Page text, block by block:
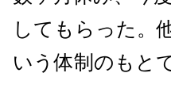
してもらった。
いう体制のもと